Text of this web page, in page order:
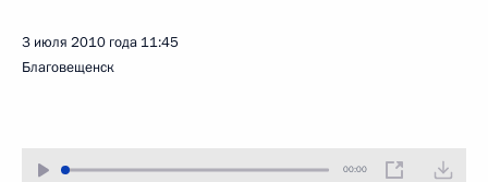
3 июля 2010 года 11:45
Благовещенск
00:00